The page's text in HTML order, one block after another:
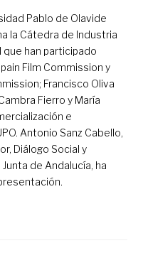
Pablo de Olavide
la Cátedra de Industria
que han participado
Film Commission y
Francisco Oliva
Fierro y María
e
Antonio Sanz Cabello,
Diálogo Social y
de Andalucía, ha